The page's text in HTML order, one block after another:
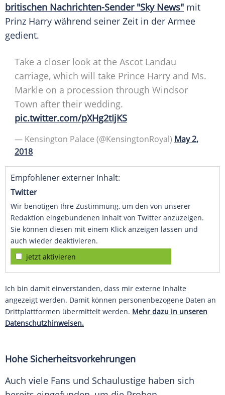
britischen Nachrichten-Sender "Sky News" mit
Prinz Harry während seiner Zeit in der Armee
gedient.
Take a closer look at the Ascot Landau
carriage, which will take Prince Harry and Ms.
Markle on a procession through Windsor
Town after their wedding.
pic.twitter.com/pXHg2tIjKS
— Kensington Palace (@KensingtonRoyal) May 2,
2018
Empfohlener externer Inhalt:
Twitter
Wir benötigen Ihre Zustimmung, um den von unserer
Redaktion eingebundenen Inhalt von Twitter anzuzeigen.
Sie können diesen mit einem Klick anzeigen lassen und
auch wieder deaktivieren.
jetzt aktivieren
Ich bin damit einverstanden, dass mir externe Inhalte
angezeigt werden. Damit können personenbezogene Daten an
Drittplattformen übermittelt werden. Mehr dazu in unseren
Datenschutzhinweisen.
Hohe Sicherheitsvorkehrungen
Auch viele Fans und Schaulustige haben sich